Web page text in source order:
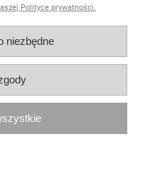
Polityce prywatności.
niezbędne